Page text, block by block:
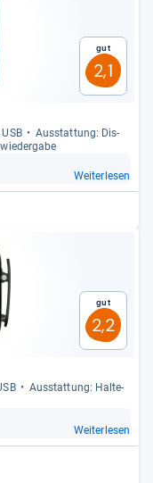
Gut
2,1
Aus­stat­tung: Dis­
Weiterlesen
Gut
2,2
Aus­stat­tung: Hal­te­
Weiterlesen